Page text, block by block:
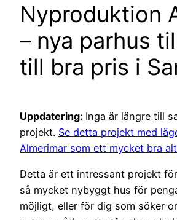
Nyproduktion
– nya parhus
till bra pris i
Uppdatering: Inga är längre till
projekt. Se detta projekt med
Almerimar som ett mycket bra
Detta är ett intressant projekt
så mycket nybyggt hus för
möjligt, eller för dig som söker